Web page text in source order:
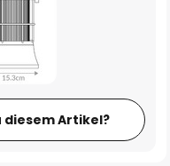
diesem Artikel?